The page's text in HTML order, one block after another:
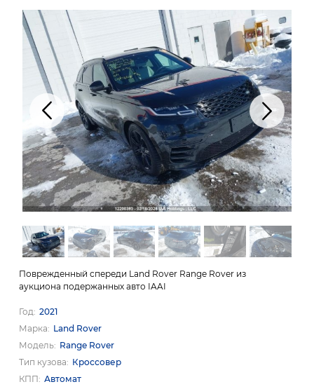
Поврежденный спереди Land Rover Range Rover из
аукциона подержанных авто IAAI
Год 2021
Марка
Land Rover
Модель Range Rover
Тип кузова
Кроссовер
КПП Автомат